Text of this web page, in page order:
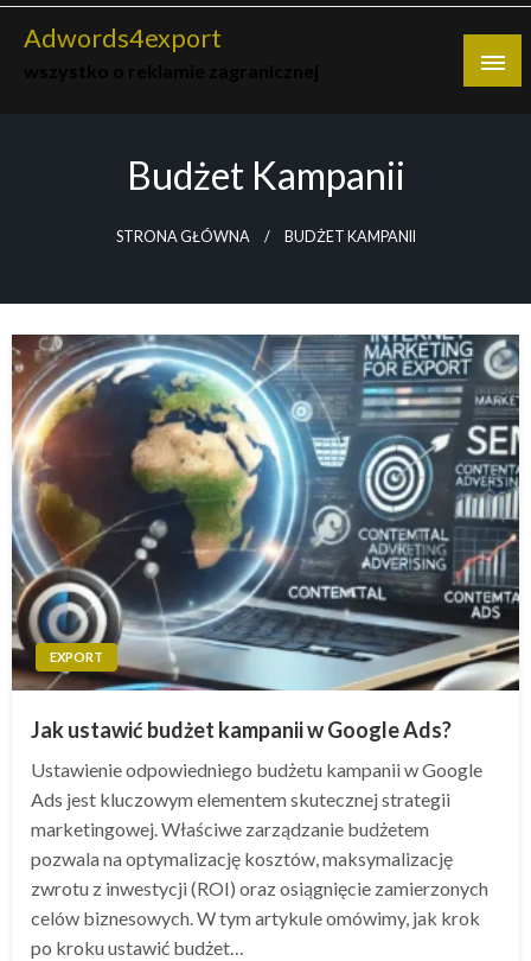
Skip
Adwords4export
Budżet Kampanii
STRONA GŁÓWNA BUDŻET KAMPANII
EXPORT
Jak ustawić budżet kampanii w Google Ads?
Ustawienie odpowiedniego budżetu kampanii w Google
Ads jest kluczowym elementem skutecznej strategii
marketingowej. Właściwe zarządzanie budżetem
pozwala na optymalizację kosztów, maksymalizację
zwrotu z inwestycji (ROI) oraz osiągnięcie zamierzonych
celów biznesowych. W tym artykule omówimy, jak krok
po kroku ustawić budżet…